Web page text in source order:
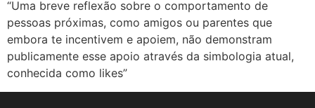
“Uma breve reflexão sobre o comportamento de
pessoas próximas, como amigos ou parentes que
embora te incentivem e apoiem, não demonstram
publicamente esse apoio através da simbologia atual,
conhecida como likes”